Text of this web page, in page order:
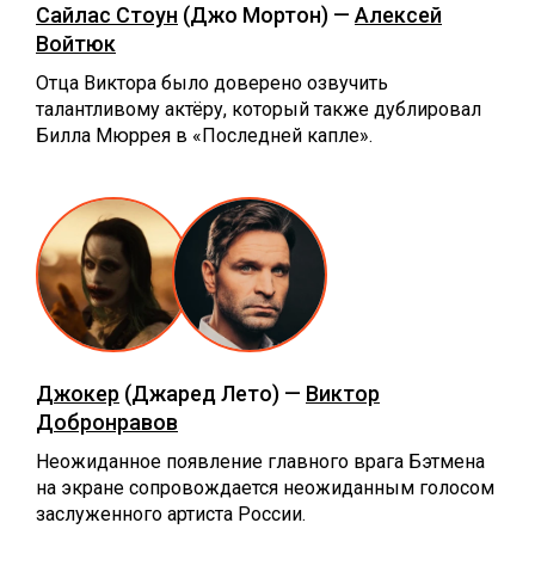
Сайлас Стоун (Джо Мортон) — Алексей
Войтюк
Отца Виктора было доверено озвучить
талантливому актёру, который также дублировал
Билла Мюррея в «Последней капле».
Джокер (Джаред Лето) — Виктор
Добронравов
Неожиданное появление главного врага Бэтмена
на экране сопровождается неожиданным голосом
заслуженного артиста России.